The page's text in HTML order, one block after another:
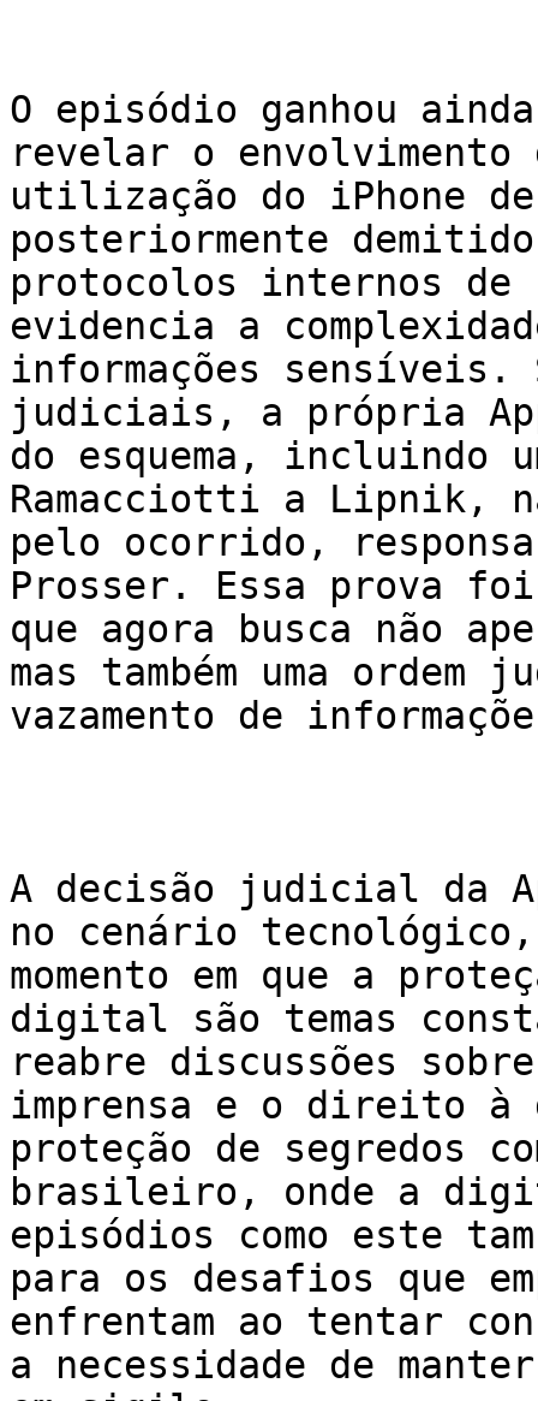
O episódio ganhou
revelar o
utilização do iPhone
posteriormente
protocolos internos de
evidencia a
informações sensíveis.
judiciais, a própria
do esquema, incluindo
Ramacciotti a Lipnik,
pelo ocorrido,
Prosser. Essa prova
que agora busca não
mas também uma
vazamento de
A decisão judicial da
no cenário tecnológico,
momento em que a
digital são temas
reabre discussões
imprensa e o direito à
proteção de segredos
brasileiro, onde a
episódios como este
para os desafios que
enfrentam ao tentar
a necessidade de